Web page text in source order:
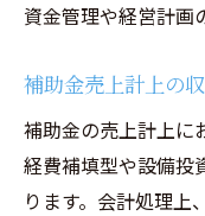
資金管理や経営計画
補助金売上計上の
補助金の売上計上に
経費補填型や設備投
ります。会計処理上